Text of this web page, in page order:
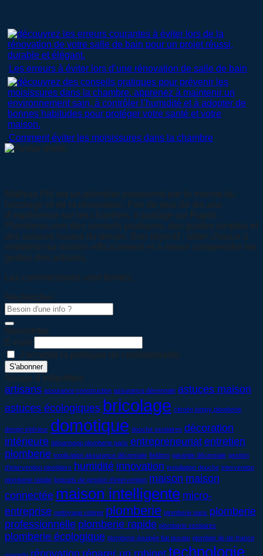
Les erreurs à éviter lors d’une rénovation de salle de bain
Comment éviter les moisissures dans la chambre
Mathias Pili est un plombier passionné par le monde du
bricolage et de la rénovation. Fort de plus de dix ans
d’expérience sur les chantiers, il partage sur Rapid-
Plomberie.com des conseils pratiques, des guides simples et
des astuces issues du terrain. Son objectif : aider chacun à
entretenir sa maison efficacement et à mieux comprendre les
gestes des artisans.
Les commentaires sont fermés.
Rechercher
Newsletter
E-mail
J'accepte la politique de confidentialité
Nuage d’étiquettes
artisans assurance construction assurance décennale astuces maison
astuces écologiques bricolage citroën jumpy plomberie
design intérieur domotique douche vestiaires décoration
intérieure dépannage plomberie paris entrepreneuriat entretien
plomberie explication assurance décennale fieldpro garantie décennale gestion
d'intervention plombiers humidité innovation installation douche intervention
plomberie rapide logiciels de gestion d'intervention maison maison
connectée maison intelligente micro-
entreprise nettoyage robinet plomberie plomberie paris plomberie
professionnelle plomberie rapide plomberie vestiaires
plomberie écologique plomberie équipée fiat ducato plombier ile-de-france
rénovation réparer un robinet technologie